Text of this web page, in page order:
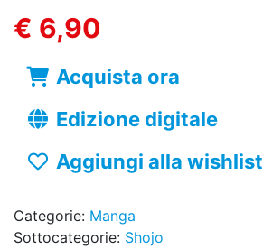
€ 6,90
Acquista ora
Edizione digitale
Aggiungi alla wishlist
Categorie: Manga
Sottocategorie: Shojo